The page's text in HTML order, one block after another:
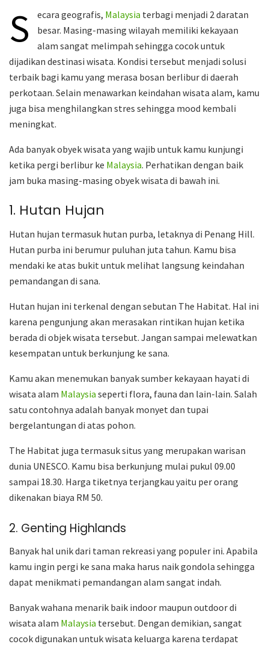
S ecara geografis, Malaysia terbagi menjadi 2 daratan
besar. Masing-masing wilayah memiliki kekayaan
alam sangat melimpah sehingga cocok untuk
dijadikan destinasi wisata. Kondisi tersebut menjadi solusi
terbaik bagi kamu yang merasa bosan berlibur di daerah
perkotaan. Selain menawarkan keindahan wisata alam, kamu
juga bisa menghilangkan stres sehingga mood kembali
meningkat.
Ada banyak obyek wisata yang wajib untuk kamu kunjungi
ketika pergi berlibur ke Malaysia. Perhatikan dengan baik
jam buka masing-masing obyek wisata di bawah ini.
1. Hutan Hujan
Hutan hujan termasuk hutan purba, letaknya di Penang Hill.
Hutan purba ini berumur puluhan juta tahun. Kamu bisa
mendaki ke atas bukit untuk melihat langsung keindahan
pemandangan di sana.
Hutan hujan ini terkenal dengan sebutan The Habitat. Hal ini
karena pengunjung akan merasakan rintikan hujan ketika
berada di objek wisata tersebut. Jangan sampai melewatkan
kesempatan untuk berkunjung ke sana.
Kamu akan menemukan banyak sumber kekayaan hayati di
wisata alam Malaysia seperti flora, fauna dan lain-lain. Salah
satu contohnya adalah banyak monyet dan tupai
bergelantungan di atas pohon.
The Habitat juga termasuk situs yang merupakan warisan
dunia UNESCO. Kamu bisa berkunjung mulai pukul 09.00
sampai 18.30. Harga tiketnya terjangkau yaitu per orang
dikenakan biaya RM 50.
2. Genting Highlands
Banyak hal unik dari taman rekreasi yang populer ini. Apabila
kamu ingin pergi ke sana maka harus naik gondola sehingga
dapat menikmati pemandangan alam sangat indah.
Banyak wahana menarik baik indoor maupun outdoor di
wisata alam Malaysia tersebut. Dengan demikian, sangat
cocok digunakan untuk wisata keluarga karena terdapat